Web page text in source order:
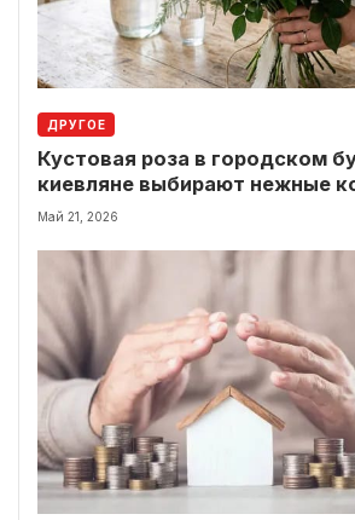
ДРУГОЕ
Кустовая роза в городском
киевляне выбирают нежные
вместо классики
Май 21, 2026